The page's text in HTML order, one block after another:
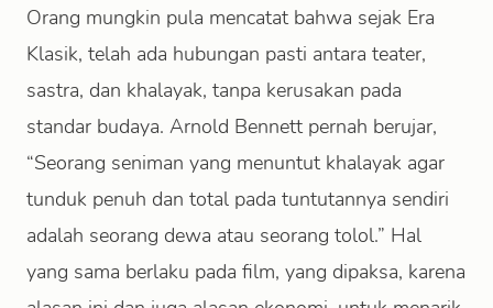
Orang mungkin pula mencatat bahwa sejak Era
Klasik, telah ada hubungan pasti antara teater,
sastra, dan khalayak, tanpa kerusakan pada
standar budaya. Arnold Bennett pernah berujar,
“Seorang seniman yang menuntut khalayak agar
tunduk penuh dan total pada tuntutannya sendiri
adalah seorang dewa atau seorang tolol.” Hal
yang sama berlaku pada film, yang dipaksa, karena